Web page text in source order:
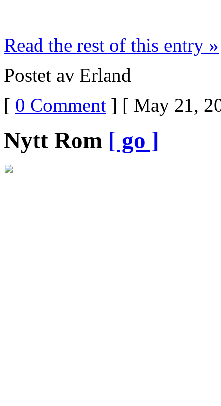
Read the rest of this entry »
Postet av Erland
[ 0 Comment ] [ May 21,
Nytt Rom [ go ]